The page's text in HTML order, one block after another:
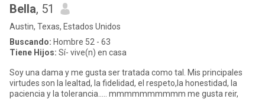
Bella, 51
Austin, Texas, Estados Unidos
Buscando: Hombre 52 - 63
Tiene Hijos: Sí- vive(n) en casa
Soy una dama y me gusta ser tratada como tal. Mis principales
virtudes son la lealtad, la fidelidad, el respeto,la honestidad, la
paciencia y la tolerancia..... mmmmmmmmmm me gusta reir,